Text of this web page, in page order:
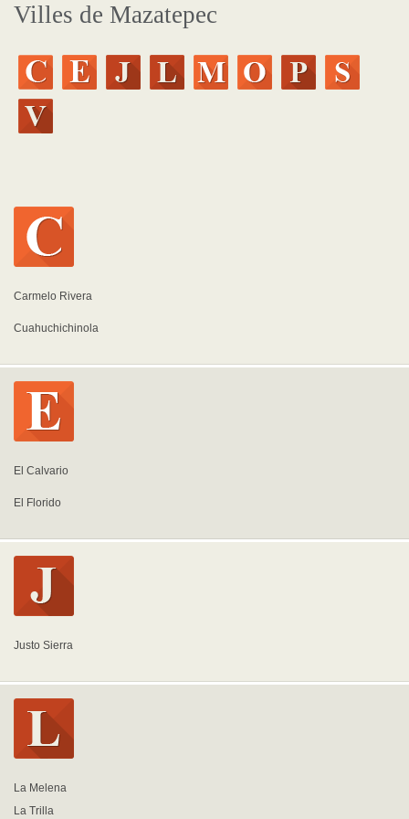
Villes de Mazatepec
Carmelo Rivera
Cuahuchichinola
El Calvario
El Florido
Justo Sierra
La Melena
La Trilla